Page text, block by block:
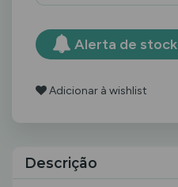
Alerta de stock
Adicionar à wishlist
Descrição